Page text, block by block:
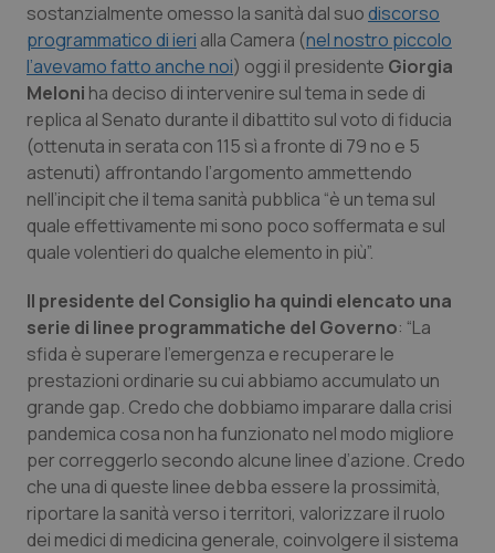
Marche
Molise
Piemonte
Provincia Autonoma di Bolzano
Provincia Autonoma di Trento
Puglia
Sardegna
Sicilia
Toscana
Umbria
Donna & Salute
Epatiti
HIV
Infezioni & Febbre
Ipertensione & Scompenso
Malattie rare
Malattia di Crohn & Rettocolite Ulcerosa
Neuroscienze & patologie neurodegenerative
Obesità
Oftalmologia
sostanzialmente omesso la sanità dal suo discorso
programmatico di ieri alla Camera (nel nostro piccolo
l’avevamo fatto anche noi) oggi il presidente Giorgia
Meloni ha deciso di intervenire sul tema in sede di
replica al Senato durante il dibattito sul voto di fiducia
(ottenuta in serata con 115 sì a fronte di 79 no e 5
astenuti) affrontando l’argomento ammettendo
nell’incipit che il tema sanità pubblica “è un tema sul
quale effettivamente mi sono poco soffermata e sul
quale volentieri do qualche elemento in più”.
Il presidente del Consiglio ha quindi elencato una
serie di linee programmatiche del Governo: “La
sfida è superare l’emergenza e recuperare le
prestazioni ordinarie su cui abbiamo accumulato un
grande gap. Credo che dobbiamo imparare dalla crisi
pandemica cosa non ha funzionato nel modo migliore
per correggerlo secondo alcune linee d’azione. Credo
che una di queste linee debba essere la prossimità,
riportare la sanità verso i territori, valorizzare il ruolo
dei medici di medicina generale, coinvolgere il sistema